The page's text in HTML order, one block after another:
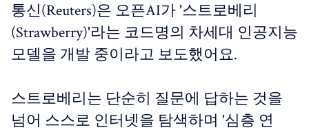
통신(Reuters)은 오픈AI가 '스트로베리
(Strawberry)'라는 코드명의 차세대 인공지능
모델을 개발 중이라고 보도했어요.
스트로베리는 단순히 질문에 답하는 것을
넘어 스스로 인터넷을 탐색하며 '심층 연